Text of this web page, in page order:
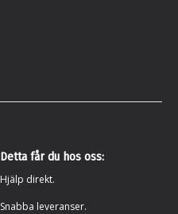
Detta får du hos oss:
Hjälp direkt.
Snabba leveranser.